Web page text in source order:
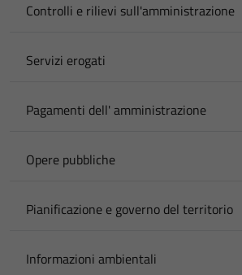
Controlli e rilievi sull'amministrazione
Servizi erogati
Pagamenti dell' amministrazione
Opere pubbliche
Pianificazione e governo del territorio
Informazioni ambientali